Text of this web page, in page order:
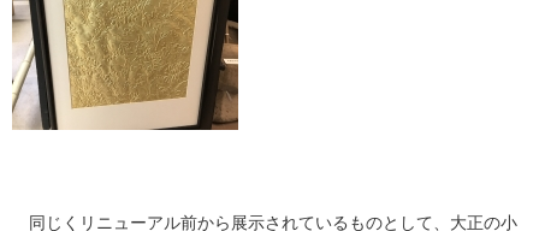
同じくリニューアル前から展示されているものとして、大正の小